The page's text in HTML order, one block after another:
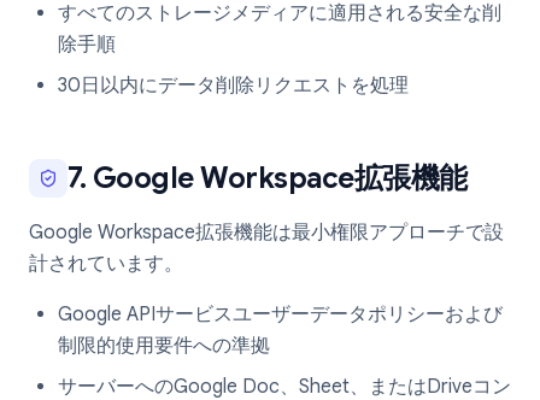
すべてのストレージメディアに適用される安全な削
除手順
30日以内にデータ削除リクエストを処理
7. Google Workspace拡張機能
Google Workspace拡張機能は最小権限アプローチで設
計されています。
Google APIサービスユーザーデータポリシーおよび
制限的使用要件への準拠
サーバーへのGoogle Doc、Sheet、またはDriveコン